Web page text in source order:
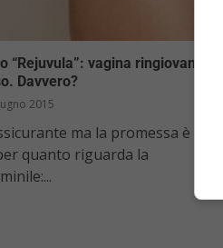
“Rejuvula”: vagina ringiovanita e
Davvero?
2015
ma la promessa è
quanto riguarda la